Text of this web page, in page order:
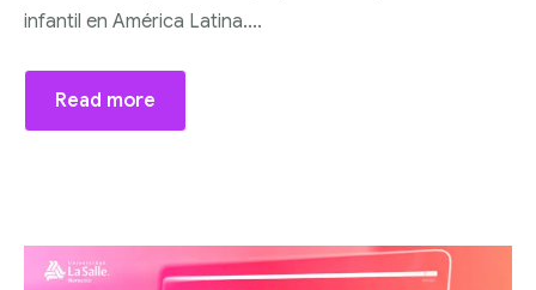
infantil en América Latina....
Read more